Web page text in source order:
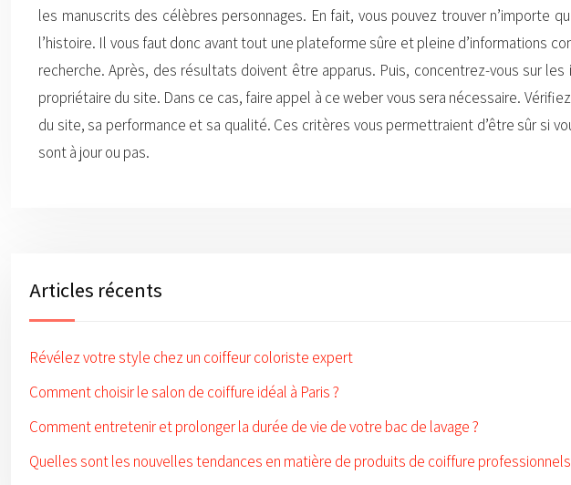
les manuscrits des célèbres personnages. En fait, vous pouvez trouver n’importe
l’histoire. Il vous faut donc avant tout une plateforme sûre et pleine d’informations
recherche. Après, des résultats doivent être apparus. Puis, concentrez-vous sur
propriétaire du site. Dans ce cas, faire appel à ce weber vous sera nécessaire.
du site, sa performance et sa qualité. Ces critères vous permettraient d’être sûr si
sont à jour ou pas.
Articles récents
Révélez votre style chez un coiffeur coloriste expert
Comment choisir le salon de coiffure idéal à Paris ?
Comment entretenir et prolonger la durée de vie de votre bac de lavage ?
Quelles sont les nouvelles tendances en matière de produits de coiffure professionnels